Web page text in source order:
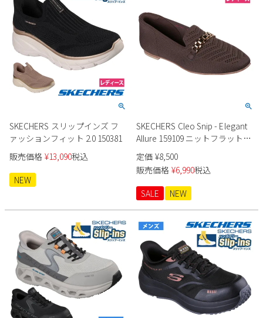
SKECHERS スリップインズ フ
ァッションフィット 2.0 150381
販売価格 ¥13,090税込
NEW
SKECHERS Cleo Snip - Elegant
Allure 159109 ニットフラットシ
ューズ
定価 ¥8,500
販売価格 ¥6,990税込
SALE
NEW